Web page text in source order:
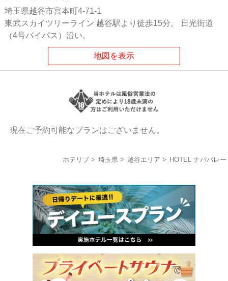
埼玉県越谷市宮本町4-71-1
東武スカイツリーライン 越谷駅より徒歩15分。 日光街道
（4号バイパス）沿い。
現在ご予約可能なプランはございません。
ホテリブ 埼玉県 越谷エリア HOTEL ナパバレー